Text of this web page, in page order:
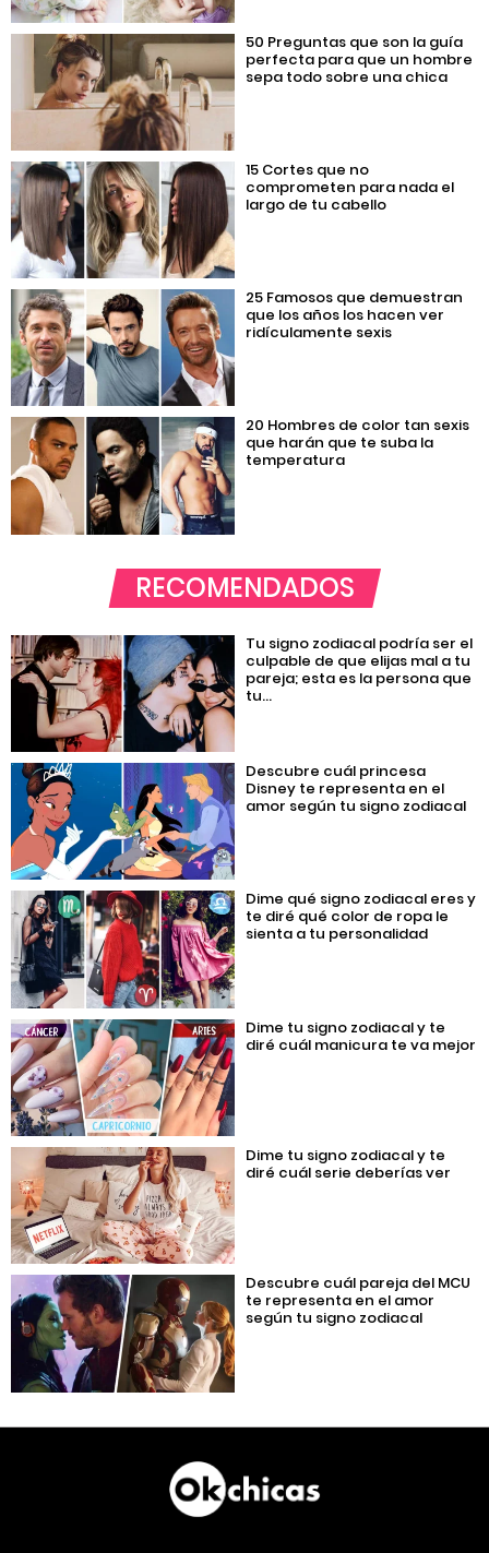
50 Preguntas que son la guía
perfecta para que un hombre
sepa todo sobre una chica
15 Cortes que no
comprometen para nada el
largo de tu cabello
25 Famosos que demuestran
que los años los hacen ver
ridículamente sexis
20 Hombres de color tan sexis
que harán que te suba la
temperatura
RECOMENDADOS
Tu signo zodiacal podría ser el
culpable de que elijas mal a tu
pareja; esta es la persona que
tu...
Descubre cuál princesa
Disney te representa en el
amor según tu signo zodiacal
Dime qué signo zodiacal eres y
te diré qué color de ropa le
sienta a tu personalidad
Dime tu signo zodiacal y te
diré cuál manicura te va mejor
Dime tu signo zodiacal y te
diré cuál serie deberías ver
Descubre cuál pareja del MCU
te representa en el amor
según tu signo zodiacal